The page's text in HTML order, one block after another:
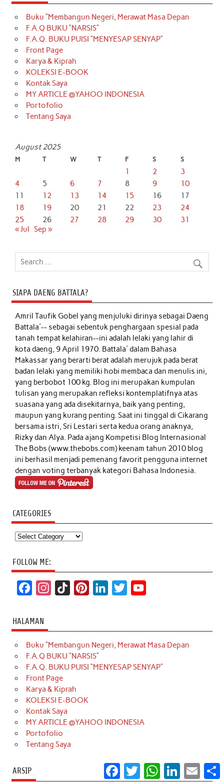
Buku “Membangun Negeri, Merawat Masa Depan
F.A.Q BUKU “NARSIS”
F.A.Q. BUKU PUISI “MENYESAP SENYAP”
Front Page
Karya & Kiprah
KOLEKSI E-BOOK
Kontak Saya
MY ARTICLE @YAHOO INDONESIA
Portofolio
Tentang Saya
August 2025
M T W T F S S
1 2
3
4
5 6 7 8 9
10
11
12 13 14 15 16
17
18
19 20 21 22 23
24
25
26 27 28 29 30
31
« Jul Sep »
SIAPA DAENG BATTALA?
Amril Taufik Gobelyang menjuluki dirinya sebagai Daeng
Battala'-- sebagai sebentuk penghargaan spesial pada
tanah tempat kelahiran--ini adalah lelaki yang lahir di
kota daeng, 9 April 1970. Battala' dalam Bahasa
Makassar yang berarti berat adalah merujuk pada berat
badan lelaki yang memiliki hobi membaca dan menulis ini,
yang berbobot 100 kg. Blog ini merupakan kumpulan
tulisan yang merupakan refleksi kontemplatifnya atas
suasana yang ada disekitarnya, baik yang penting,
maupun yang kurang penting. Saat ini tinggal di Cikarang
bersama istri, Sri Lestari serta kedua orang anaknya,
Rizky dan Alya. Pada ajang Kompetisi Blog Internasional
The Bobs (www.thebobs.com) keenam tahun 2010 blog
ini berhasil menjadi pemenang favorit pengguna internet
dengan voting terbanyak kategori Bahasa Indonesia.
CATEGORIES
Categories
FOLLOW ME:
c
e
b
o
o
k
t
a
g
r
a
m
T
o
k
t
e
r
k
e
d
t
t
e
T
u
b
HALAMAN
Buku “Membangun Negeri, Merawat Masa Depan
F.A.Q BUKU “NARSIS”
F.A.Q. BUKU PUISI “MENYESAP SENYAP”
Front Page
Karya & Kiprah
KOLEKSI E-BOOK
Kontak Saya
MY ARTICLE @YAHOO INDONESIA
Portofolio
Tentang Saya
ARSIP Facebook
Twitter WhatsApp
LinkedInEmail